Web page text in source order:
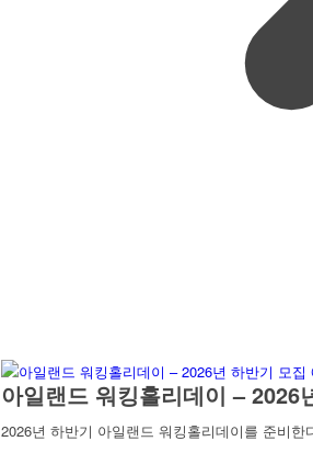
아일랜드 워킹홀리데이 –
2026년 하반기 아일랜드 워킹홀리데이를 준비